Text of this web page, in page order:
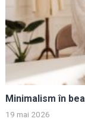
Minimalism în
19 mai 2026